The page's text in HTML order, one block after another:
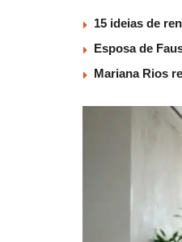
15 ideias de
Esposa de
Mariana Rios